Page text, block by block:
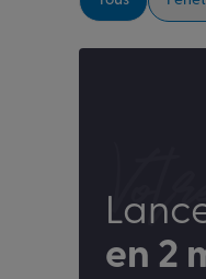
en 2